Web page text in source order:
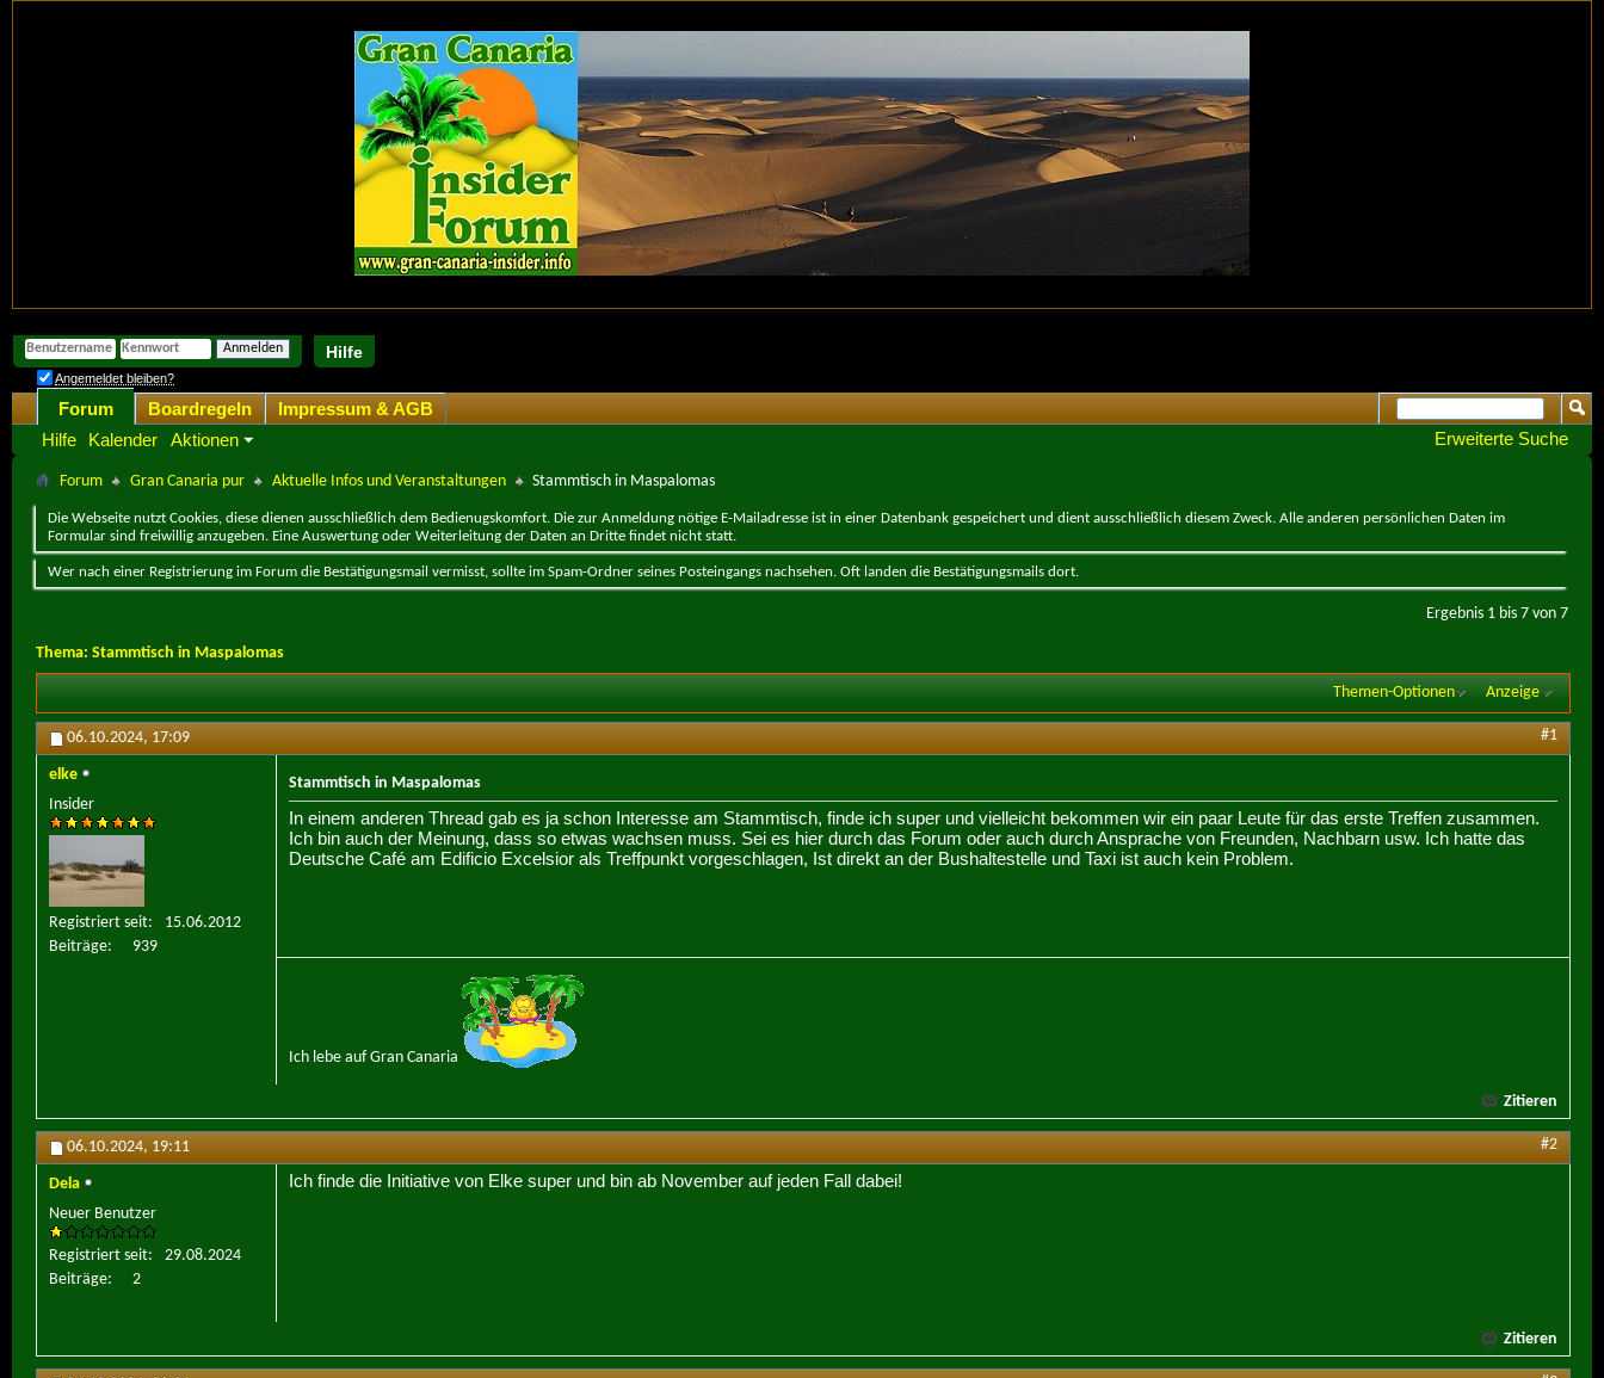
Hilfe
Angemeldet bleiben?
Forum
Hilfe
Kalender Aktionen
Boardregeln
Impressum & AGB
Erweiterte Suche
Forum Gran Canaria pur Aktuelle Infos und Veranstaltungen Stammtisch in Maspalomas
Die Webseite nutzt Cookies, diese dienen ausschließlich dem Bedienugskomfort. Die zur Anmeldung nötige E-Mailadresse ist in einer Datenbank gespeichert und dient ausschließlich diesem Zweck. Alle anderen persönlichen Daten im
Formular sind freiwillig anzugeben. Eine Auswertung oder Weiterleitung der Daten an Dritte findet nicht statt.
Wer nach einer Registrierung im Forum die Bestätigungsmail vermisst, sollte im Spam-Ordner seines Posteingangs nachsehen. Oft landen die Bestätigungsmails dort.
Ergebnis 1 bis 7 von 7
Thema: Stammtisch in Maspalomas
Themen-Optionen Anzeige
06.10.2024, 17:09 #1
elke
Insider
Registriert seit
15.06.2012
Beiträge
939
Stammtisch in Maspalomas
In einem anderen Thread gab es ja schon Interesse am Stammtisch, finde ich super und vielleicht bekommen wir ein paar Leute für das erste Treffen zusammen.
Ich bin auch der Meinung, dass so etwas wachsen muss. Sei es hier durch das Forum oder auch durch Ansprache von Freunden, Nachbarn usw. Ich hatte das
Deutsche Café am Edificio Excelsior als Treffpunkt vorgeschlagen, Ist direkt an der Bushaltestelle und Taxi ist auch kein Problem.
Ich lebe auf Gran Canaria
Zitieren
06.10.2024, 19:11 #2
Dela
Neuer Benutzer
Registriert seit
29.08.2024
Beiträge
2
Ich finde die Initiative von Elke super und bin ab November auf jeden Fall dabei!
Zitieren